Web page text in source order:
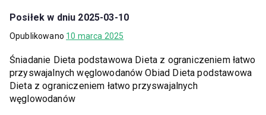
Posiłek w dniu 2025-03-10
Opublikowano 10 marca 2025
Śniadanie Dieta podstawowa Dieta z ograniczeniem łatwo
przyswajalnych węglowodanów Obiad Dieta podstawowa
Dieta z ograniczeniem łatwo przyswajalnych
węglowodanów